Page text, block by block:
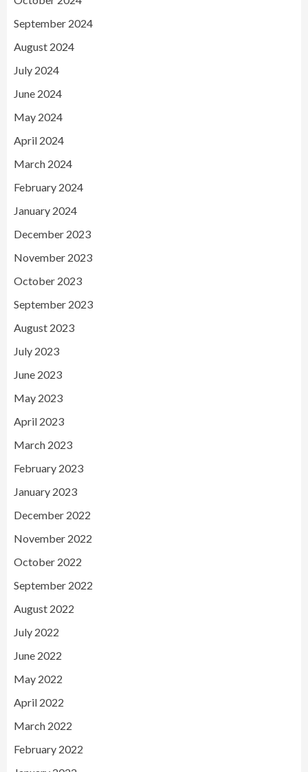
September 2024
August 2024
July 2024
June 2024
May 2024
April 2024
March 2024
February 2024
January 2024
December 2023
November 2023
October 2023
September 2023
August 2023
July 2023
June 2023
May 2023
April 2023
March 2023
February 2023
January 2023
December 2022
November 2022
October 2022
September 2022
August 2022
July 2022
June 2022
May 2022
April 2022
March 2022
February 2022